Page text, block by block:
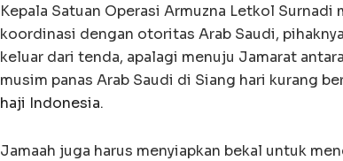
Kepala Satuan Operasi Armuzna Letkol Surnadi
koordinasi dengan otoritas Arab Saudi,
keluar dari tenda, apalagi menuju Jamarat
musim panas Arab Saudi di Siang hari kurang
haji Indonesia.
Jamaah juga harus menyiapkan bekal untuk